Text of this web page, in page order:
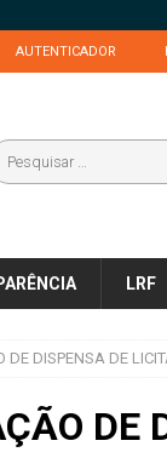
AUTENTICADOR
LRF
DE DISPENSA DE
DE